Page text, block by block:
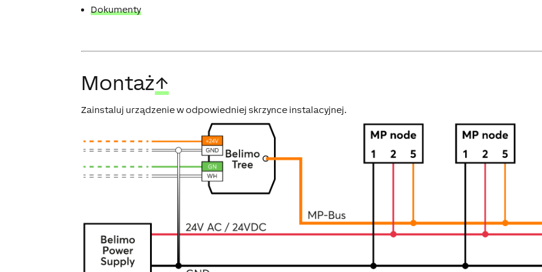
Dokumenty
Montaż↑
Zainstaluj urządzenie w odpowiedniej skrzynce instalacyjnej.